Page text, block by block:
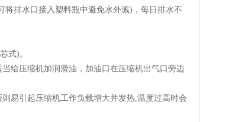
排水口接入塑料瓶中避免水外溅)，每日排水不
式)。
给压缩机加润滑油，加油口在压缩机出气口旁边
易引起压缩机工作负载增大并发热,温度过高时会